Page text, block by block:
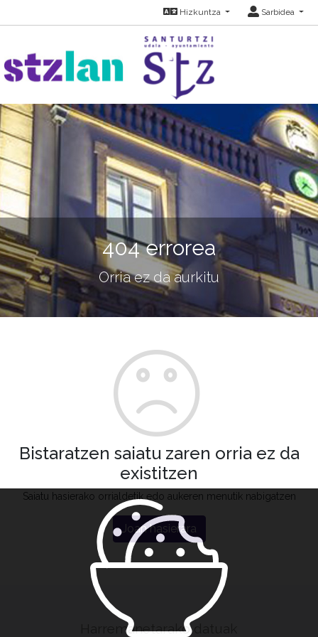
Hizkuntza Sarbidea
404 errorea
Orria ez da aurkitu
Bistaratzen saiatu zaren orria ez da
existitzen
Saiatu hasierako orrialdetik edo aukeren menutik nabigatzen
Joan hasierara
Harremanetarako datuak